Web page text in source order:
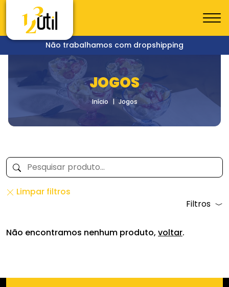
Não trabalhamos com dropshipping
JOGOS
Início Jogos
Limpar filtros
Filtros
Categorias
Não encontramos nenhum produto, voltar.